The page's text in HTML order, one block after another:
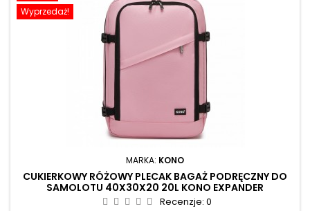
Wyprzedaż!
MARKA: KONO
CUKIERKOWY RÓŻOWY PLECAK BAGAŻ PODRĘCZNY DO
SAMOLOTU 40X30X20 20L KONO EXPANDER
Recenzje: 0